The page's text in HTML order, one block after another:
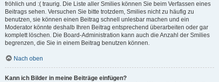
fröhlich und :( traurig. Die Liste aller Smilies können Sie beim Verfassen eines
Beitrags sehen. Versuchen Sie bitte trotzdem, Smilies nicht zu häufig zu
benutzen, sie können einen Beitrag schnell unlesbar machen und ein
Moderator könnte deshalb Ihren Beitrag entsprechend überarbeiten oder gar
komplett löschen. Die Board-Administration kann auch die Anzahl der Smilies
begrenzen, die Sie in einem Beitrag benutzen können.
Nach oben
Kann ich Bilder in meine Beiträge einfügen?